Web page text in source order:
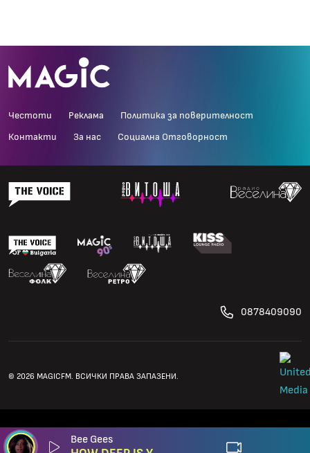
Bee Gees
Честоти Реклама Политика за поверителност
Контакти За нас Социална Отговорност
0878409090
© 2026 MAGICFM. ВСИЧКИ ПРАВА ЗАПАЗЕНИ.